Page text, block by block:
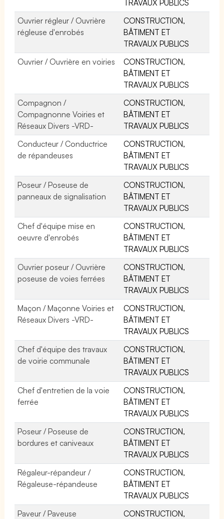
TRAVAUX PUBLICS
Ouvrier régleur / Ouvrière
régleuse d'enrobés
CONSTRUCTION,
BÂTIMENT ET
TRAVAUX PUBLICS
Ouvrier / Ouvrière en voiries
CONSTRUCTION,
BÂTIMENT ET
TRAVAUX PUBLICS
Compagnon /
Compagnonne Voiries et
Réseaux Divers -VRD-
CONSTRUCTION,
BÂTIMENT ET
TRAVAUX PUBLICS
Conducteur / Conductrice
de répandeuses
CONSTRUCTION,
BÂTIMENT ET
TRAVAUX PUBLICS
Poseur / Poseuse de
panneaux de signalisation
CONSTRUCTION,
BÂTIMENT ET
TRAVAUX PUBLICS
Chef d'équipe mise en
oeuvre d'enrobés
CONSTRUCTION,
BÂTIMENT ET
TRAVAUX PUBLICS
Ouvrier poseur / Ouvrière
poseuse de voies ferrées
CONSTRUCTION,
BÂTIMENT ET
TRAVAUX PUBLICS
Maçon / Maçonne Voiries et
Réseaux Divers -VRD-
CONSTRUCTION,
BÂTIMENT ET
TRAVAUX PUBLICS
Chef d'équipe des travaux
de voirie communale
CONSTRUCTION,
BÂTIMENT ET
TRAVAUX PUBLICS
Chef d'entretien de la voie
ferrée
CONSTRUCTION,
BÂTIMENT ET
TRAVAUX PUBLICS
Poseur / Poseuse de
bordures et caniveaux
CONSTRUCTION,
BÂTIMENT ET
TRAVAUX PUBLICS
Régaleur-répandeur /
Régaleuse-répandeuse
CONSTRUCTION,
BÂTIMENT ET
TRAVAUX PUBLICS
Paveur / Paveuse
CONSTRUCTION,